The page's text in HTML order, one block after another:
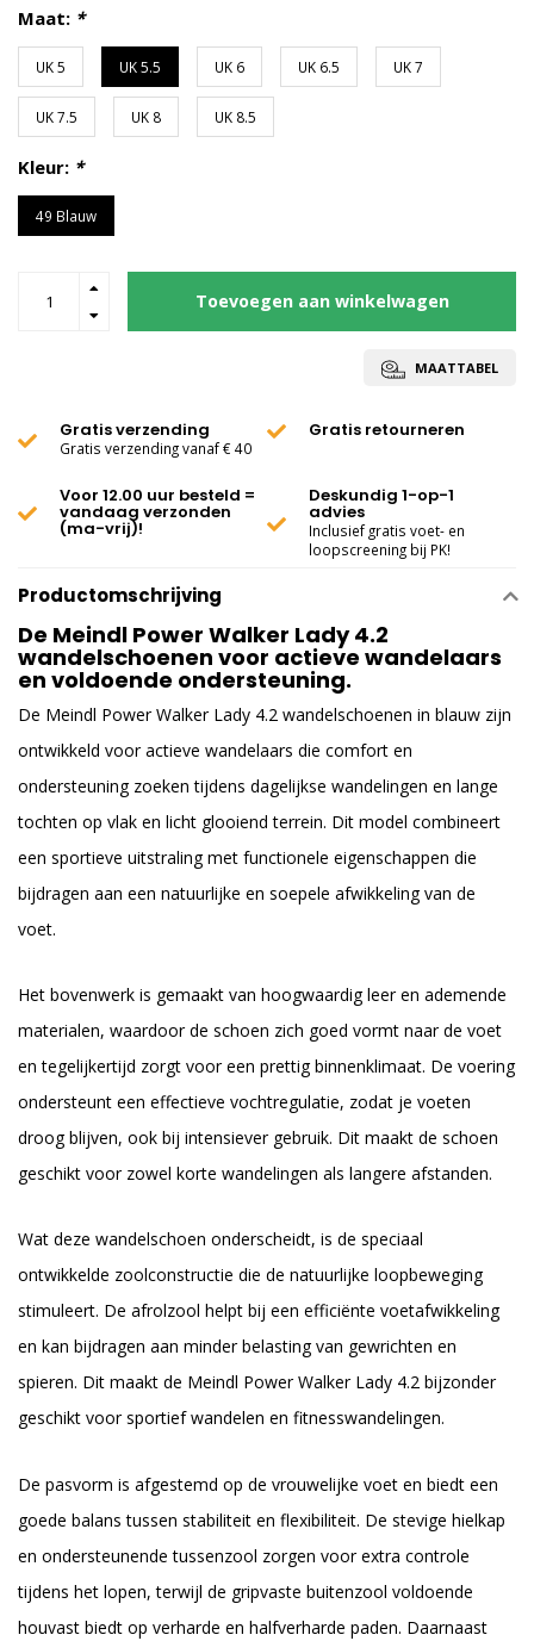
Maat: *
UK 5 UK 5.5 UK 6 UK 6.5 UK 7
UK 7.5 UK 8 UK 8.5
Kleur: *
49 Blauw
Toevoegen aan winkelwagen
MAATTABEL
Gratis verzending
Gratis verzending vanaf € 40
Gratis retourneren
Voor 12.00 uur besteld =
vandaag verzonden
(ma-vrij)!
Deskundig 1-op-1
advies
Inclusief gratis voet- en
loopscreening bij PK!
Productomschrijving
De Meindl Power Walker Lady 4.2
wandelschoenen voor actieve wandelaars
en voldoende ondersteuning.
De Meindl Power Walker Lady 4.2 wandelschoenen in blauw zijn
ontwikkeld voor actieve wandelaars die comfort en
ondersteuning zoeken tijdens dagelijkse wandelingen en lange
tochten op vlak en licht glooiend terrein. Dit model combineert
een sportieve uitstraling met functionele eigenschappen die
bijdragen aan een natuurlijke en soepele afwikkeling van de
voet.
Het bovenwerk is gemaakt van hoogwaardig leer en ademende
materialen, waardoor de schoen zich goed vormt naar de voet
en tegelijkertijd zorgt voor een prettig binnenklimaat. De voering
ondersteunt een effectieve vochtregulatie, zodat je voeten
droog blijven, ook bij intensiever gebruik. Dit maakt de schoen
geschikt voor zowel korte wandelingen als langere afstanden.
Wat deze wandelschoen onderscheidt, is de speciaal
ontwikkelde zoolconstructie die de natuurlijke loopbeweging
stimuleert. De afrolzool helpt bij een efficiënte voetafwikkeling
en kan bijdragen aan minder belasting van gewrichten en
spieren. Dit maakt de Meindl Power Walker Lady 4.2 bijzonder
geschikt voor sportief wandelen en fitnesswandelingen.
De pasvorm is afgestemd op de vrouwelijke voet en biedt een
goede balans tussen stabiliteit en flexibiliteit. De stevige hielkap
en ondersteunende tussenzool zorgen voor extra controle
tijdens het lopen, terwijl de gripvaste buitenzool voldoende
houvast biedt op verharde en halfverharde paden. Daarnaast